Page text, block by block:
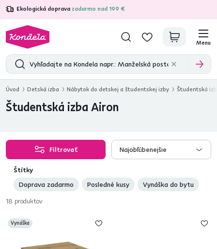
Ekologická doprava zadarmo nad 199 €
4,7 31 211overených produktových recenzií
Menu
Úvod Detská izba Nábytok do detskej a študentskej izby Študentská
Študentská izba Airon
Filtrovať Najobľúbenejšie
Štítky
Doprava zadarmo
Posledné kusy
Vynáška do bytu
18 produktov
Vynáška